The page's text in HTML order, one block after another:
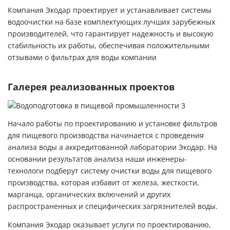
Компания Экодар проектирует и устанавливает системы
водоочистки на базе комплектующих лучших зарубежных
производителей, что гарантирует надежность и высокую
стабильность их работы, обеспечивая положительными
отзывами о фильтрах для воды компании
Галерея реализованных проектов
Начало работы по проектированию и установке фильтров
для пищевого производства начинается с проведения
анализа воды а аккредитованной лаборатории Экодар. На
основании результатов анализа наши инженеры-
технологи подберут систему очистки воды для пищевого
производства, которая избавит от железа, жесткости,
марганца, органических включений и других
распространенных и специфических загрязнителей воды.
Компания Экодар оказывает услуги по проектированию,